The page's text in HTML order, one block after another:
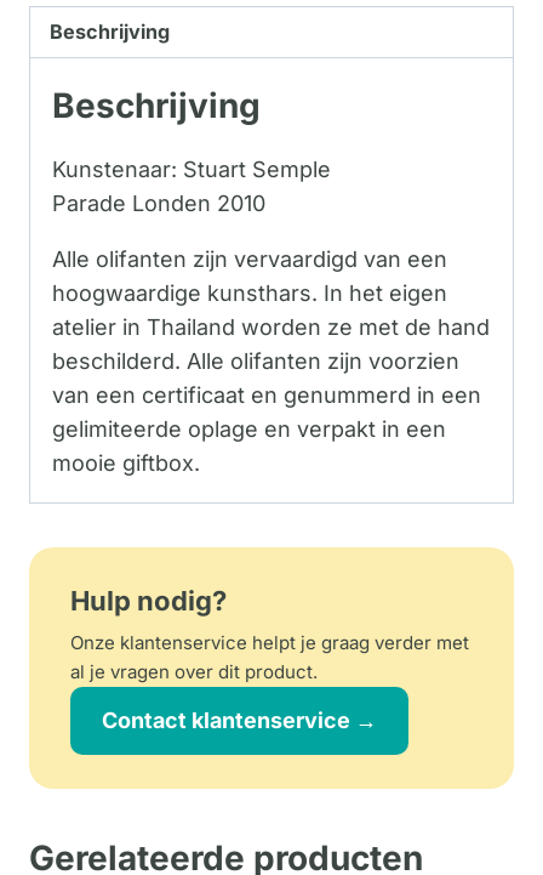
Beschrijving
Beschrijving
Kunstenaar: Stuart Semple
Parade Londen 2010
Alle olifanten zijn vervaardigd van een
hoogwaardige kunsthars. In het eigen
atelier in Thailand worden ze met de hand
beschilderd. Alle olifanten zijn voorzien
van een certificaat en genummerd in een
gelimiteerde oplage en verpakt in een
mooie giftbox.
Hulp nodig?
Onze klantenservice helpt je graag verder met
al je vragen over dit product.
Contact klantenservice →
Gerelateerde producten